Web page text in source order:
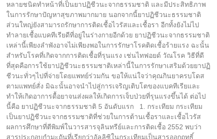
หลายชนิดทำหน้าที่เป็นยาปฏิชีวนะจากธรรมชาติ และมีประสิทธิภาพ
ในการรักษาปัญหาสุขภาพมากมาย นอกจากนี้ยาปฏิชีวนะธรรมชาติ
ส่วนใหญ่ยังสามารถรักษาการติดเชื้อไวรัสและเชื้อรา อีกทั้งยังไม่ไป
ทำลายเชื้อแบคทีเรียดีที่อยู่ในร่างกายอีกด้วย ยาปฏิชีวนะจากธรรมชาติ
เหล่านี้เพียงลำพังอาจไม่เพียงพอในการรักษาโรคติดเชื้อร้ายแรง ฉะนั้น
สำหรับโรคที่เกิดจากการติดเชื้อที่รุนแรง เช่นไทฟอยด์ วัณโรค วิธีที่ดี
ที่สุดคือการใช้ยาปฏิชีวนะธรรมชาติเหล่านี้ในการรักษาเสริมด้วยยาปฏิ
ชีวนะทั่วๆไปที่จ่ายโดยแพทย์ร่วมกัน ขอให้แน่ใจว่าคุณกินยาครบโดส
ตามแพทย์สั่ง มิฉะนั้นอาจนำไปสู่การเจริญเติบโตของแบคทีเรียและ
ทำให้เกิดอาการดื้อยาจนส่งผลให้เกิดการเจ็บป่วยที่รุนแรงขึ้นได้ ต่อไป
นี้คือ ยาปฏิชีวนะจากธรรมชาติ 5 อันดับแรก 1. กระเทียม กระเทียม
เป็นยาปฏิชีวนะจากธรรมชาติที่ช่วยในการต้านเชื้อราและเชื้อไวรัส
ผลการศึกษาที่ตีพิมพ์ในวารสารจุลินทรีย์และการติดเชื้อ 2552 พบว่า
สารประกอบกำมะถันที่เรียกว่าอัลลิซิในกระเทียมเป็นสารออกฤทธิ์…